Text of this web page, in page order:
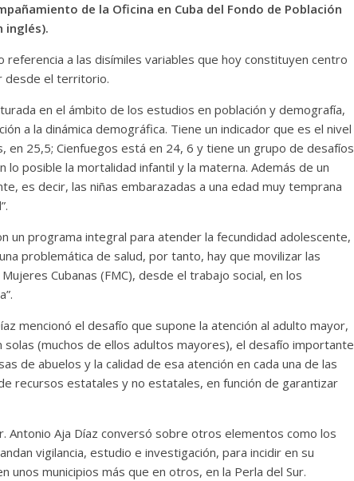
de la Oficina en Cuba del Fondo de Población
inglés).
referencia a las disímiles variables que hoy constituyen centro
desde el territorio.
en el ámbito de los estudios en población y demografía,
a la dinámica demográfica. Tiene un indicador que es el nivel
25,5; Cienfuegos está en 24, 6 y tiene un grupo de desafíos
posible la mortalidad infantil y la materna. Además de un
es decir, las niñas embarazadas a una edad muy temprana
un programa integral para atender la fecundidad adolescente,
problemática de salud, por tanto, hay que movilizar las
Cubanas (FMC), desde el trabajo social, en los
mencionó el desafío que supone la atención al adulto mayor,
solas (muchos de ellos adultos mayores), el desafío importante
de abuelos y la calidad de esa atención en cada una de las
recursos estatales y no estatales, en función de garantizar
Antonio Aja Díaz conversó sobre otros elementos como los
vigilancia, estudio e investigación, para incidir en su
municipios más que en otros, en la Perla del Sur.